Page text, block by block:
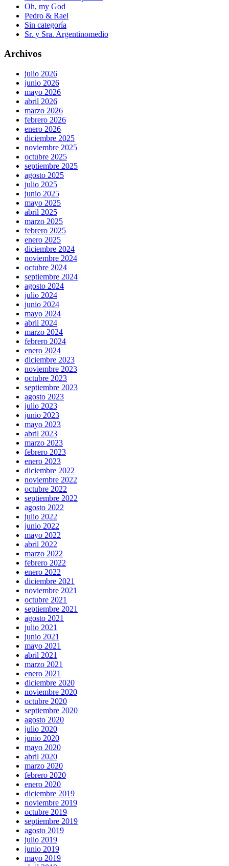
Oh, my God
Pedro & Rael
Sin categoría
Sr. y Sra. Argentinomedio
Archivos
julio 2026
junio 2026
mayo 2026
abril 2026
marzo 2026
febrero 2026
enero 2026
diciembre 2025
noviembre 2025
octubre 2025
septiembre 2025
agosto 2025
julio 2025
junio 2025
mayo 2025
abril 2025
marzo 2025
febrero 2025
enero 2025
diciembre 2024
noviembre 2024
octubre 2024
septiembre 2024
agosto 2024
julio 2024
junio 2024
mayo 2024
abril 2024
marzo 2024
febrero 2024
enero 2024
diciembre 2023
noviembre 2023
octubre 2023
septiembre 2023
agosto 2023
julio 2023
junio 2023
mayo 2023
abril 2023
marzo 2023
febrero 2023
enero 2023
diciembre 2022
noviembre 2022
octubre 2022
septiembre 2022
agosto 2022
julio 2022
junio 2022
mayo 2022
abril 2022
marzo 2022
febrero 2022
enero 2022
diciembre 2021
noviembre 2021
octubre 2021
septiembre 2021
agosto 2021
julio 2021
junio 2021
mayo 2021
abril 2021
marzo 2021
enero 2021
diciembre 2020
noviembre 2020
octubre 2020
septiembre 2020
agosto 2020
julio 2020
junio 2020
mayo 2020
abril 2020
marzo 2020
febrero 2020
enero 2020
diciembre 2019
noviembre 2019
octubre 2019
septiembre 2019
agosto 2019
julio 2019
junio 2019
mayo 2019